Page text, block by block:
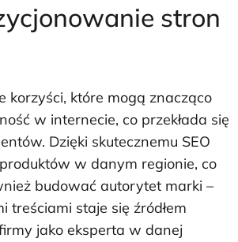
stron
które mogą znacząco
w internecie, co przekłada się
Dzięki skutecznemu SEO
w danym regionie, co
budować autorytet marki –
staje się źródłem
jako eksperta w danej